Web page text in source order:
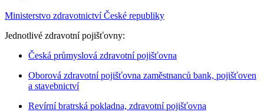
Ministerstvo zdravotnictví České republiky
Jednotlivé zdravotní pojišťovny:
Česká průmyslová zdravotní pojišťovna
Oborová zdravotní pojišťovna zaměstnanců bank, pojišťoven
a stavebnictví
Revírní bratrská pokladna, zdravotní pojišťovna